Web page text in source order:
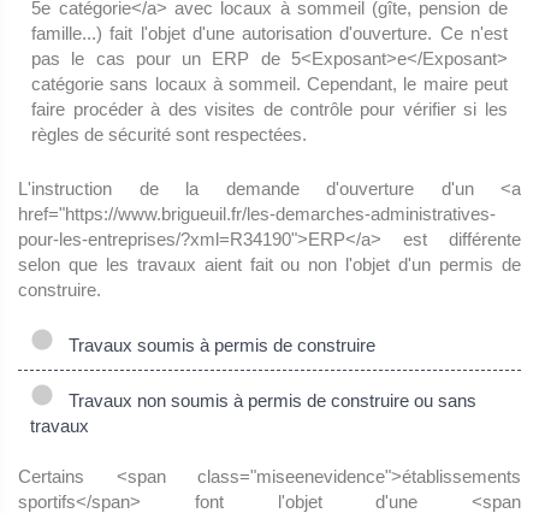
5e catégorie</a> avec locaux à sommeil (gîte, pension de
famille...) fait l'objet d'une autorisation d'ouverture. Ce n'est
pas le cas pour un ERP de 5<Exposant>e</Exposant>
catégorie sans locaux à sommeil. Cependant, le maire peut
faire procéder à des visites de contrôle pour vérifier si les
règles de sécurité sont respectées.
L'instruction de la demande d'ouverture d'un <a
href="https://www.brigueuil.fr/les-demarches-administratives-
pour-les-entreprises/?xml=R34190">ERP</a> est différente
selon que les travaux aient fait ou non l'objet d'un permis de
construire.
Travaux soumis à permis de construire
Travaux non soumis à permis de construire ou sans
travaux
Certains <span class="miseenevidence">établissements
sportifs</span> font l'objet d'une <span